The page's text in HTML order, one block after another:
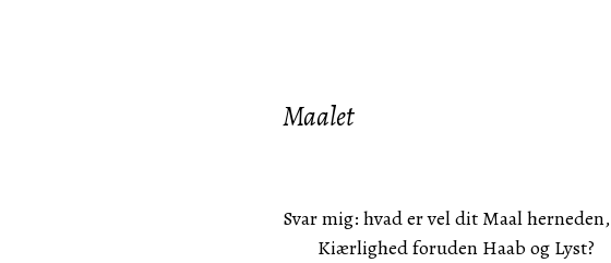
Maalet
Svar mig: hvad er vel dit Maal herneden,
Kiærlighed foruden Haab og Lyst?